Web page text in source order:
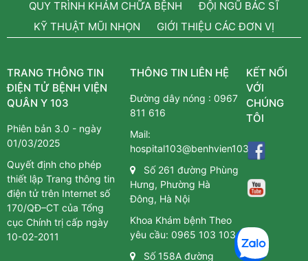
QUY TRÌNH KHÁM CHỮA BỆNH
ĐỘI NGŨ BÁC SĨ
KỸ THUẬT MŨI NHỌN
GIỚI THIỆU CÁC ĐƠN VỊ
TRANG THÔNG TIN
ĐIỆN TỬ BỆNH VIỆN
QUÂN Y 103
Phiên bản 3.0 - ngày
01/03/2025
Quyết định cho phép
thiết lập Trang thông tin
điện tử trên Internet số
170/QĐ–CT của Tổng
cục Chính trị cấp ngày
10-02-2011
THÔNG TIN LIÊN HỆ
Đường dây nóng :0967
811 616
Mail:
hospital103@benhvien103.vn
Số 261 đường Phùng
Hưng, Phường Hà
Đông, Hà Nội
Khoa Khám bệnh Theo
yêu cầu:0965 103 103
Số 158A đường
KẾT NỐI
VỚI
CHÚNG
TÔI